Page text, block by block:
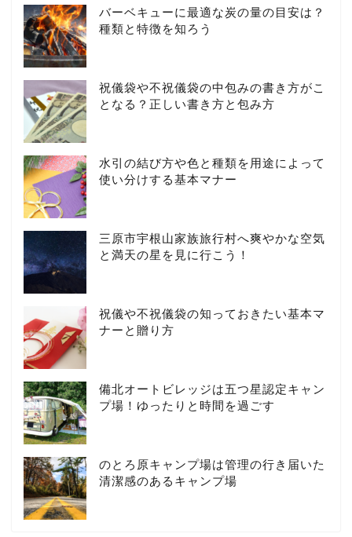
バーベキューに最適な炭の量の目安は？
種類と特徴を知ろう
祝儀袋や不祝儀袋の中包みの書き方がこ
となる？正しい書き方と包み方
水引の結び方や色と種類を用途によって
使い分けする基本マナー
三原市宇根山家族旅行村へ爽やかな空気
と満天の星を見に行こう！
祝儀や不祝儀袋の知っておきたい基本マ
ナーと贈り方
備北オートビレッジは五つ星認定キャン
プ場！ゆったりと時間を過ごす
のとろ原キャンプ場は管理の行き届いた
清潔感のあるキャンプ場